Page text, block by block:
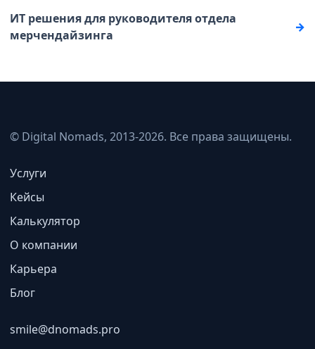
ИТ решения для руководителя отдела
мерчендайзинга
© Digital Nomads, 2013-2026. Все права защищены.
Услуги
Кейсы
Калькулятор
О компании
Карьера
Блог
smile@dnomads.pro